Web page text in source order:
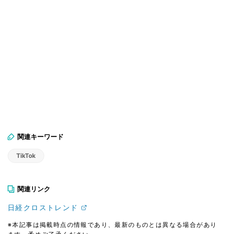
関連キーワード
TikTok
関連リンク
日経クロストレンド
※本記事は掲載時点の情報であり、最新のものとは異なる場合があり